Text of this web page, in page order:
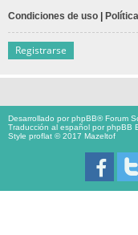
Condiciones de uso |
Registrarse
Desarrollado porphpBB® Forum
Traducción al español porphpBB
Style proflat © 2017 Mazeltof